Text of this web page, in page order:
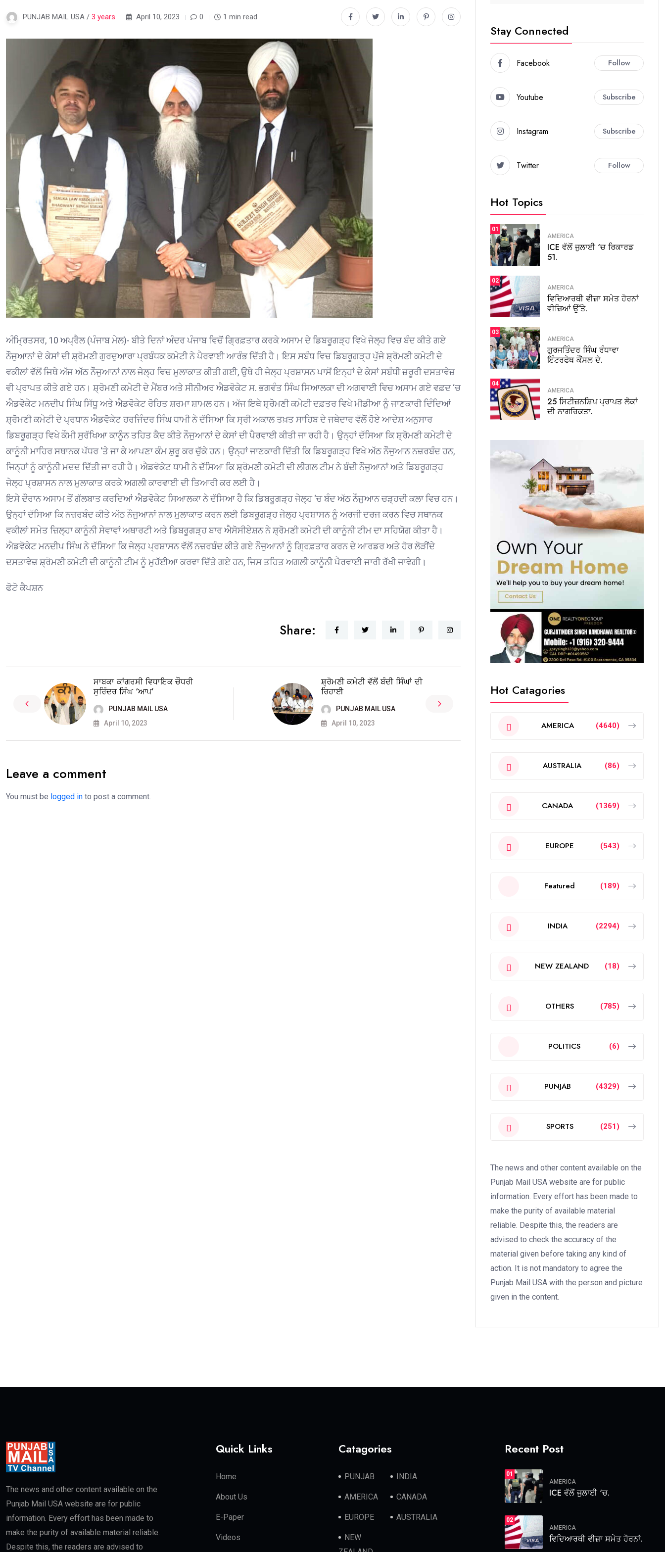
PUNJAB MAIL USA / 3 years April 10, 2023 0 1 min read
ਅੰਮ੍ਰਿਤਸਰ, 10 ਅਪ੍ਰੈਲ (ਪੰਜਾਬ ਮੇਲ)- ਬੀਤੇ ਦਿਨਾਂ ਅੰਦਰ ਪੰਜਾਬ ਵਿਚੋਂ ਗ੍ਰਿਫ਼ਤਾਰ ਕਰਕੇ ਅਸਾਮ ਦੇ ਡਿਬਰੂਗੜ੍ਹ ਵਿਖੇ ਜੇਲ੍ਹ ਵਿਚ ਬੰਦ ਕੀਤੇ ਗਏ
ਨੌਜੁਆਨਾਂ ਦੇ ਕੇਸਾਂ ਦੀ ਸ਼੍ਰੋਮਣੀ ਗੁਰਦੁਆਰਾ ਪ੍ਰਬੰਧਕ ਕਮੇਟੀ ਨੇ ਪੈਰਵਾਈ ਆਰੰਭ ਦਿੱਤੀ ਹੈ। ਇਸ ਸਬੰਧ ਵਿਚ ਡਿਬਰੂਗੜ੍ਹ ਪੁੱਜੇ ਸ਼੍ਰੋਮਣੀ ਕਮੇਟੀ ਦੇ
ਵਕੀਲਾਂ ਵੱਲੋਂ ਜਿਥੇ ਅੱਜ ਅੱਠ ਨੌਜੁਆਨਾਂ ਨਾਲ ਜੇਲ੍ਹ ਵਿਚ ਮੁਲਾਕਾਤ ਕੀਤੀ ਗਈ, ਉਥੇ ਹੀ ਜੇਲ੍ਹ ਪ੍ਰਸ਼ਾਸਨ ਪਾਸੋਂ ਇਨ੍ਹਾਂ ਦੇ ਕੇਸਾਂ ਸਬੰਧੀ ਜ਼ਰੂਰੀ ਦਸਤਾਵੇਜ਼
ਵੀ ਪ੍ਰਾਪਤ ਕੀਤੇ ਗਏ ਹਨ। ਸ਼੍ਰੋਮਣੀ ਕਮੇਟੀ ਦੇ ਮੈਂਬਰ ਅਤੇ ਸੀਨੀਅਰ ਐਡਵੋਕੇਟ ਸ. ਭਗਵੰਤ ਸਿੰਘ ਸਿਆਲਕਾ ਦੀ ਅਗਵਾਈ ਵਿਚ ਅਸਾਮ ਗਏ ਵਫ਼ਦ ‘ਚ
ਐਡਵੋਕੇਟ ਮਨਦੀਪ ਸਿੰਘ ਸਿੱਧੂ ਅਤੇ ਐਡਵੋਕੇਟ ਰੋਹਿਤ ਸ਼ਰਮਾ ਸ਼ਾਮਲ ਹਨ। ਅੱਜ ਇਥੇ ਸ਼੍ਰੋਮਣੀ ਕਮੇਟੀ ਦਫ਼ਤਰ ਵਿਖੇ ਮੀਡੀਆ ਨੂੰ ਜਾਣਕਾਰੀ ਦਿੰਦਿਆਂ
ਸ਼੍ਰੋਮਣੀ ਕਮੇਟੀ ਦੇ ਪ੍ਰਧਾਨ ਐਡਵੋਕੇਟ ਹਰਜਿੰਦਰ ਸਿੰਘ ਧਾਮੀ ਨੇ ਦੱਸਿਆ ਕਿ ਸ੍ਰੀ ਅਕਾਲ ਤਖ਼ਤ ਸਾਹਿਬ ਦੇ ਜਥੇਦਾਰ ਵੱਲੋਂ ਹੋਏ ਆਦੇਸ਼ ਅਨੁਸਾਰ
ਡਿਬਰੂਗੜ੍ਹ ਵਿਖੇ ਕੌਮੀ ਸੁਰੱਖਿਆ ਕਾਨੂੰਨ ਤਹਿਤ ਕੈਦ ਕੀਤੇ ਨੌਜੁਆਨਾਂ ਦੇ ਕੇਸਾਂ ਦੀ ਪੈਰਵਾਈ ਕੀਤੀ ਜਾ ਰਹੀ ਹੈ। ਉਨ੍ਹਾਂ ਦੱਸਿਆ ਕਿ ਸ਼੍ਰੋਮਣੀ ਕਮੇਟੀ ਦੇ
ਕਾਨੂੰਨੀ ਮਾਹਿਰ ਸਥਾਨਕ ਪੱਧਰ ‘ਤੇ ਜਾ ਕੇ ਆਪਣਾ ਕੰਮ ਸ਼ੁਰੂ ਕਰ ਚੁੱਕੇ ਹਨ। ਉਨ੍ਹਾਂ ਜਾਣਕਾਰੀ ਦਿੱਤੀ ਕਿ ਡਿਬਰੂਗੜ੍ਹ ਵਿਖੇ ਅੱਠ ਨੌਜੁਆਨ ਨਜ਼ਰਬੰਦ ਹਨ,
ਜਿਨ੍ਹਾਂ ਨੂੰ ਕਾਨੂੰਨੀ ਮਦਦ ਦਿੱਤੀ ਜਾ ਰਹੀ ਹੈ। ਐਡਵੋਕੇਟ ਧਾਮੀ ਨੇ ਦੱਸਿਆ ਕਿ ਸ਼੍ਰੋਮਣੀ ਕਮੇਟੀ ਦੀ ਲੀਗਲ ਟੀਮ ਨੇ ਬੰਦੀ ਨੌਜੁਆਨਾਂ ਅਤੇ ਡਿਬਰੂਗੜ੍ਹ
ਜੇਲ੍ਹ ਪ੍ਰਸ਼ਾਸਨ ਨਾਲ ਮੁਲਾਕਾਤ ਕਰਕੇ ਅਗਲੀ ਕਾਰਵਾਈ ਦੀ ਤਿਆਰੀ ਕਰ ਲਈ ਹੈ।
ਇਸੇ ਦੌਰਾਨ ਅਸਾਮ ਤੋਂ ਗੱਲਬਾਤ ਕਰਦਿਆਂ ਐਡਵੋਕੇਟ ਸਿਆਲਕਾ ਨੇ ਦੱਸਿਆ ਹੈ ਕਿ ਡਿਬਰੂਗੜ੍ਹ ਜੇਲ੍ਹ ‘ਚ ਬੰਦ ਅੱਠ ਨੌਜੁਆਨ ਚੜ੍ਹਦੀ ਕਲਾ ਵਿਚ ਹਨ।
ਉਨ੍ਹਾਂ ਦੱਸਿਆ ਕਿ ਨਜ਼ਰਬੰਦ ਕੀਤੇ ਅੱਠ ਨੌਜੁਆਨਾਂ ਨਾਲ ਮੁਲਾਕਾਤ ਕਰਨ ਲਈ ਡਿਬਰੂਗੜ੍ਹ ਜੇਲ੍ਹ ਪ੍ਰਸ਼ਾਸਨ ਨੂੰ ਅਰਜੀ ਦਰਜ ਕਰਨ ਵਿਚ ਸਥਾਨਕ
ਵਕੀਲਾਂ ਸਮੇਤ ਜ਼ਿਲ੍ਹਾ ਕਾਨੂੰਨੀ ਸੇਵਾਵਾਂ ਅਥਾਰਟੀ ਅਤੇ ਡਿਬਰੂਗੜ੍ਹ ਬਾਰ ਐਸੋਸੀਏਸ਼ਨ ਨੇ ਸ਼੍ਰੋਮਣੀ ਕਮੇਟੀ ਦੀ ਕਾਨੂੰਨੀ ਟੀਮ ਦਾ ਸਹਿਯੋਗ ਕੀਤਾ ਹੈ।
ਐਡਵੋਕੇਟ ਮਨਦੀਪ ਸਿੰਘ ਨੇ ਦੱਸਿਆ ਕਿ ਜੇਲ੍ਹ ਪ੍ਰਸ਼ਾਸਨ ਵੱਲੋਂ ਨਜ਼ਰਬੰਦ ਕੀਤੇ ਗਏ ਨੌਜੁਆਨਾਂ ਨੂੰ ਗ੍ਰਿਫ਼ਤਾਰ ਕਰਨ ਦੇ ਆਰਡਰ ਅਤੇ ਹੋਰ ਲੋੜੀਂਦੇ
ਦਸਤਾਵੇਜ਼ ਸ਼੍ਰੋਮਣੀ ਕਮੇਟੀ ਦੀ ਕਾਨੂੰਨੀ ਟੀਮ ਨੂੰ ਮੁਹੱਈਆ ਕਰਵਾ ਦਿੱਤੇ ਗਏ ਹਨ, ਜਿਸ ਤਹਿਤ ਅਗਲੀ ਕਾਨੂੰਨੀ ਪੈਰਵਾਈ ਜਾਰੀ ਰੱਖੀ ਜਾਵੇਗੀ।
ਫੋਟੋ ਕੈਪਸ਼ਨ
Share:
ਸਾਬਕਾ ਕਾਂਗਰਸੀ ਵਿਧਾਇਕ ਚੌਧਰੀ
ਸੁਰਿੰਦਰ ਸਿੰਘ ‘ਆਪ’
PUNJAB MAIL USA
April 10, 2023
ਸ਼੍ਰੋਮਣੀ ਕਮੇਟੀ ਵੱਲੋਂ ਬੰਦੀ ਸਿੰਘਾਂ ਦੀ
ਰਿਹਾਈ
PUNJAB MAIL USA
April 10, 2023
Leave a comment
You must be logged in to post a comment.
Stay Connected
Facebook Follow
Youtube Subscribe
Instagram Subscribe
Twitter Follow
Hot Topics
01
AMERICA
ICE ਵੱਲੋਂ ਜੁਲਾਈ ‘ਚ ਰਿਕਾਰਡ
51.
02
AMERICA
ਵਿਦਿਆਰਥੀ ਵੀਜ਼ਾ ਸਮੇਤ ਹੋਰਨਾਂ
ਵੀਜ਼ਿਆਂ ਉੱਤੇ.
03
AMERICA
ਗੁਰਜਤਿੰਦਰ ਸਿੰਘ ਰੰਧਾਵਾ
ਇੰਟਰਫੇਥ ਕੌਂਸਲ ਦੇ.
04
AMERICA
25 ਸਿਟੀਜ਼ਨਸ਼ਿਪ ਪ੍ਰਾਪਤ ਲੋਕਾਂ
ਦੀ ਨਾਗਰਿਕਤਾ.
Hot Catagories
AMERICA (4640)
AUSTRALIA (86)
CANADA (1369)
EUROPE (543)
Featured (189)
INDIA (2294)
NEW ZEALAND (18)
OTHERS (785)
POLITICS (6)
PUNJAB (4329)
SPORTS (251)
The news and other content available on the
Punjab Mail USA website are for public
information. Every effort has been made to
make the purity of available material
reliable. Despite this, the readers are
advised to check the accuracy of the
material given before taking any kind of
action. It is not mandatory to agree the
Punjab Mail USA with the person and picture
given in the content.
The news and other content available on the
Punjab Mail USA website are for public
information. Every effort has been made to
make the purity of available material reliable.
Despite this, the readers are advised to
Quick Links
Home
About Us
E-Paper
Videos
Catagories
PUNJAB INDIA
AMERICA CANADA
EUROPE AUSTRALIA
NEW
Recent Post
01
AMERICA
ICE ਵੱਲੋਂ ਜੁਲਾਈ ‘ਚ.
02
AMERICA
ਵਿਦਿਆਰਥੀ ਵੀਜ਼ਾ ਸਮੇਤ ਹੋਰਨਾਂ.